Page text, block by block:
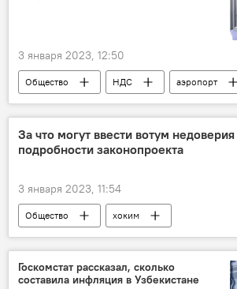
3 января 2023, 12:50
Общество НДС аэропорт
За что могут ввести вотум
подробности законопроекта
3 января 2023, 11:54
Общество хоким
Госкомстат рассказал, сколько
составила инфляция в Узбекистане